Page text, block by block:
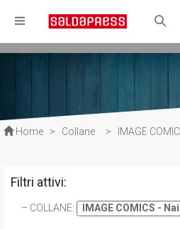
Home > Collane > IMAGE
Filtri attivi:
COLLANE: IMAGE COMICS -